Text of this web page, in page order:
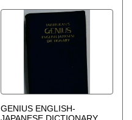
GENIUS ENGLISH-